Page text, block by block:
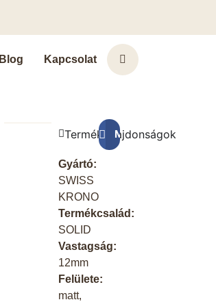
Blog Kapcsolat
Terméktulajdonságok
Gyártó:
SWISS
KRONO
Termékcsalád:
SOLID
Vastagság:
12mm
Felülete:
matt,
Megosztás a